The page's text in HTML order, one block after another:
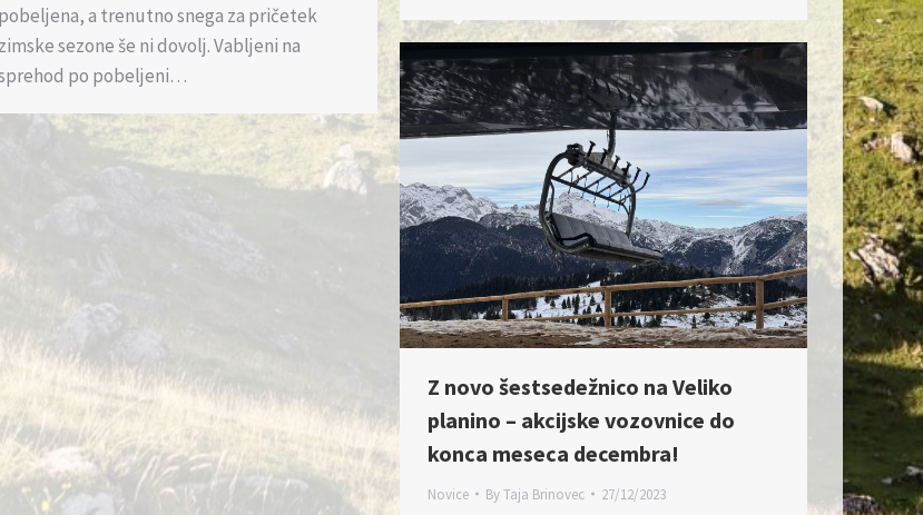
pobeljena, a trenutno snega za pričetek
zimske sezone še ni dovolj. Vabljeni na
po pobeljeni…
Z novo šestsedežnico na Veliko
planino – akcijske vozovnice do
konca meseca decembra!
Novice ByTaja Brinovec 27/12/2023